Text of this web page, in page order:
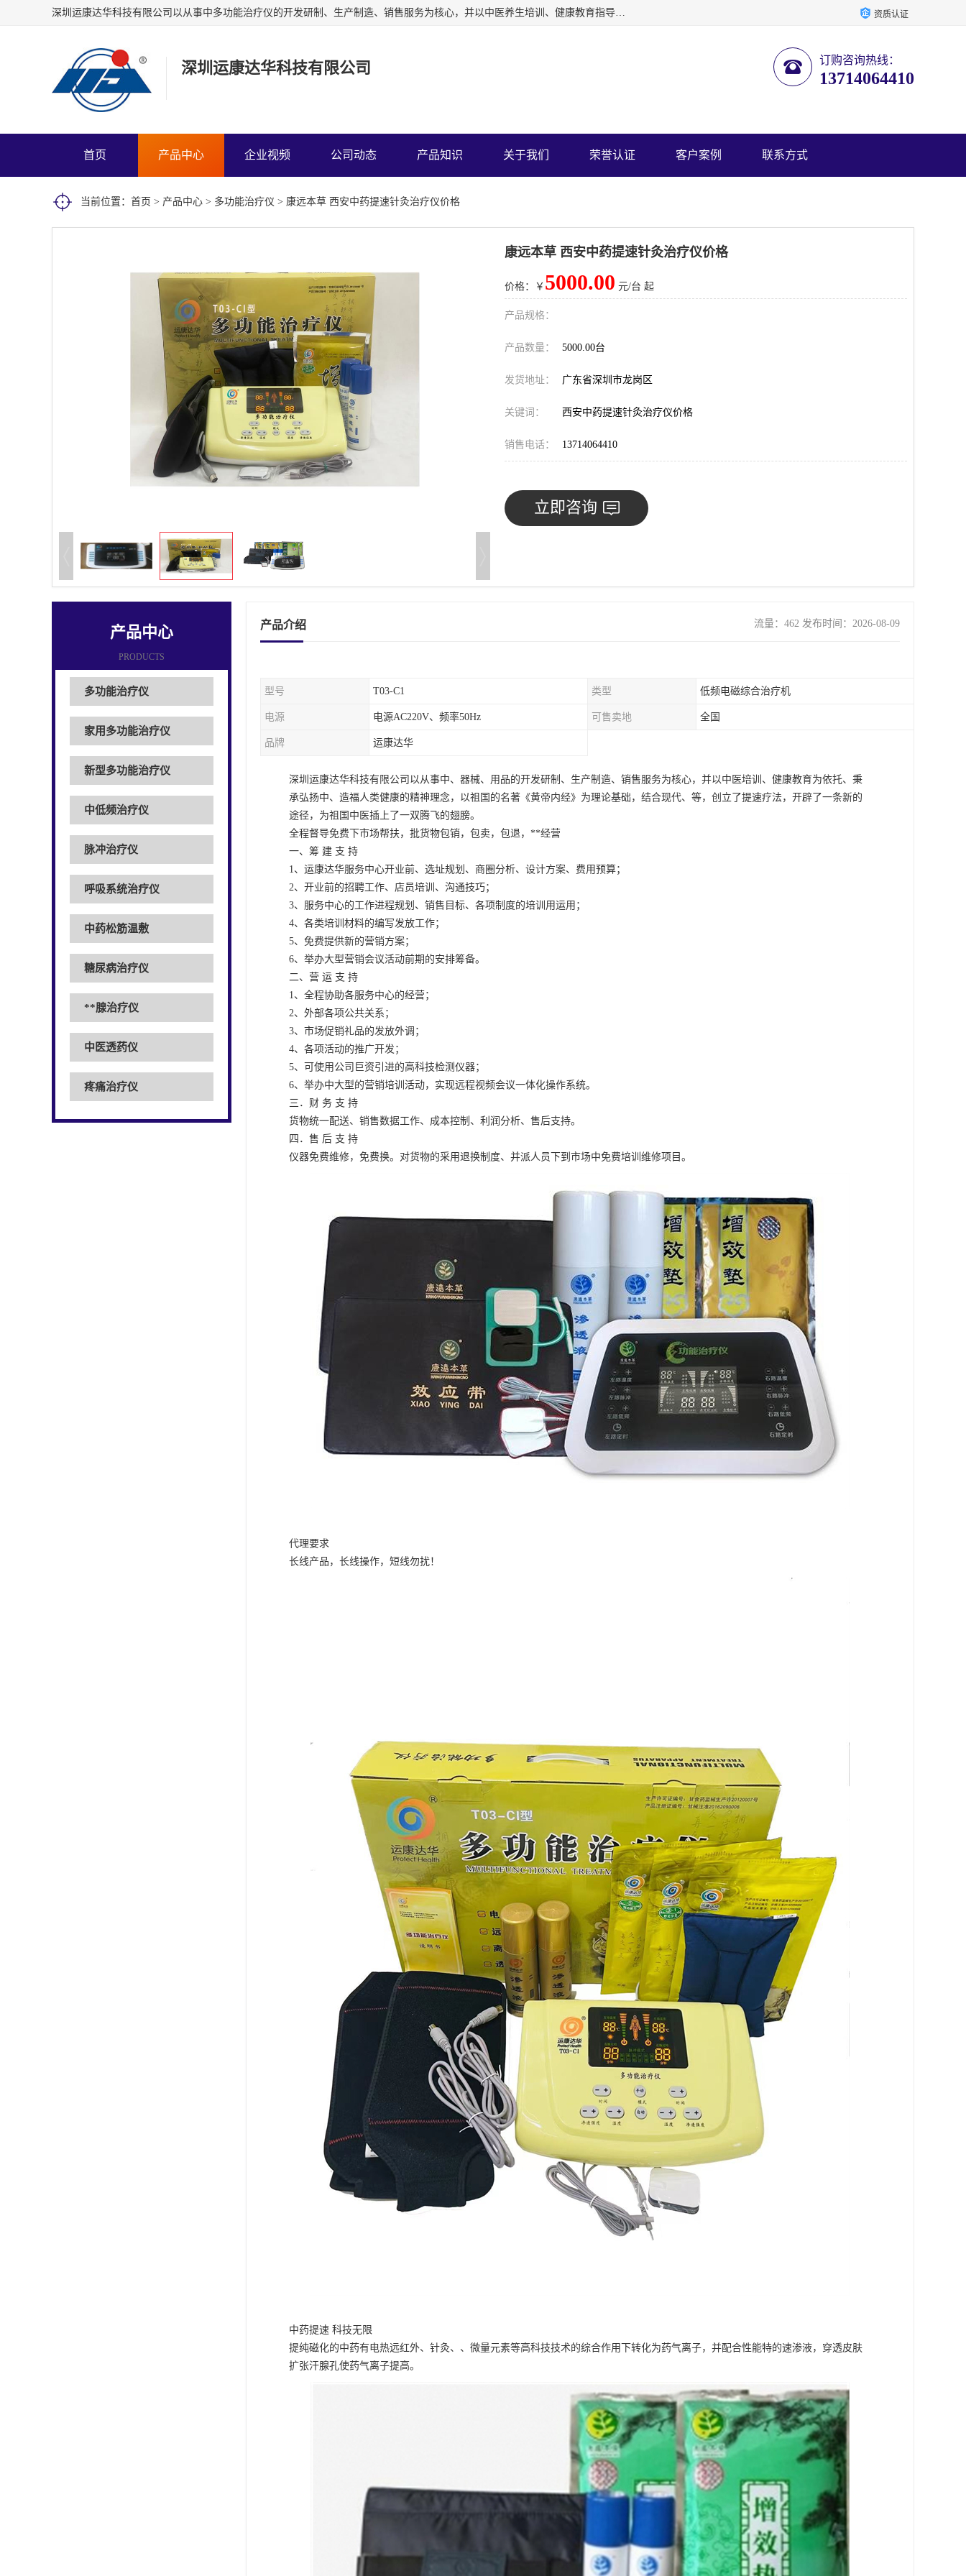
深圳运康达华科技有限公司以从事中多功能治疗仪的开发研制、生产制造、销售服务为核心，并以中医养生培训、健康教育指导为依托、秉承弘扬民族中医药、造福人类健康的精神理念，以祖国的医学名著《黄帝内经》为理论基础，结合现代医疗、保健养生等，创立了中药提速疗法，开辟了一条新的治疗途径。 资质认证
深圳运康达华科技有限公司 订购咨询热线：
13714064410
首页 产品中心 企业视频 公司动态 产品知识 关于我们 荣誉认证 客户案例 联系方式
当前位置： 首页 > 产品中心 > 多功能治疗仪 > 康远本草 西安中药提速针灸治疗仪价格
康远本草 西安中药提速针灸治疗仪价格
价格：￥ 5000.00 元/台 起
产品规格：
产品数量： 5000.00台
发货地址： 广东省深圳市龙岗区
关键词： 西安中药提速针灸治疗仪价格
销售电话： 13714064410
立即咨询
产品中心
PRODUCTS
多功能治疗仪
家用多功能治疗仪
新型多功能治疗仪
中低频治疗仪
脉冲治疗仪
呼吸系统治疗仪
中药松筋温敷
糖尿病治疗仪
**腺治疗仪
中医透药仪
疼痛治疗仪
产品介绍 流量：462 发布时间：2026-08-09
型号 T03-C1 类型 低频电磁综合治疗机
电源 电源AC220V、频率50Hz 可售卖地 全国
品牌 运康达华
深圳运康达华科技有限公司以从事中、器械、用品的开发研制、生产制造、销售服务为核心，并以中医培训、健康教育为依托、秉
承弘扬中、造福人类健康的精神理念，以祖国的名著《黄帝内经》为理论基础，结合现代、等，创立了提速疗法，开辟了一条新的
途径，为祖国中医插上了一双腾飞的翅膀。
全程督导免费下市场帮扶，批货物包销，包卖，包退，**经营
一、筹 建 支 持
1、运康达华服务中心开业前、选址规划、商圈分析、设计方案、费用预算；
2、开业前的招聘工作、店员培训、沟通技巧；
3、服务中心的工作进程规划、销售目标、各项制度的培训用运用；
4、各类培训材料的编写发放工作；
5、免费提供新的营销方案；
6、举办大型营销会议活动前期的安排筹备。
二、营 运 支 持
1、全程协助各服务中心的经营；
2、外部各项公共关系；
3、市场促销礼品的发放外调；
4、各项活动的推广开发；
5、可使用公司巨资引进的高科技检测仪器；
6、举办中大型的营销培训活动，实现远程视频会议一体化操作系统。
三．财 务 支 持
货物统一配送、销售数据工作、成本控制、利润分析、售后支持。
四．售 后 支 持
仪器免费维修，免费换。对货物的采用退换制度、并派人员下到市场中免费培训维修项目。
代理要求
长线产品，长线操作，短线勿扰！
中药提速 科技无限
提纯磁化的中药有电热远红外、针灸、、微量元素等高科技技术的综合作用下转化为药气离子，并配合性能特的速渗液，穿透皮肤
扩张汗腺孔使药气离子提高。